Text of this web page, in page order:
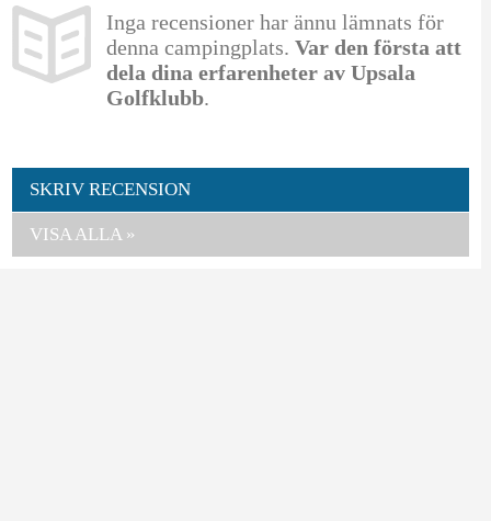
Inga recensioner har ännu lämnats för
denna campingplats. Var den första att
dela dina erfarenheter av Upsala
Golfklubb.
SKRIV RECENSION
VISA ALLA »